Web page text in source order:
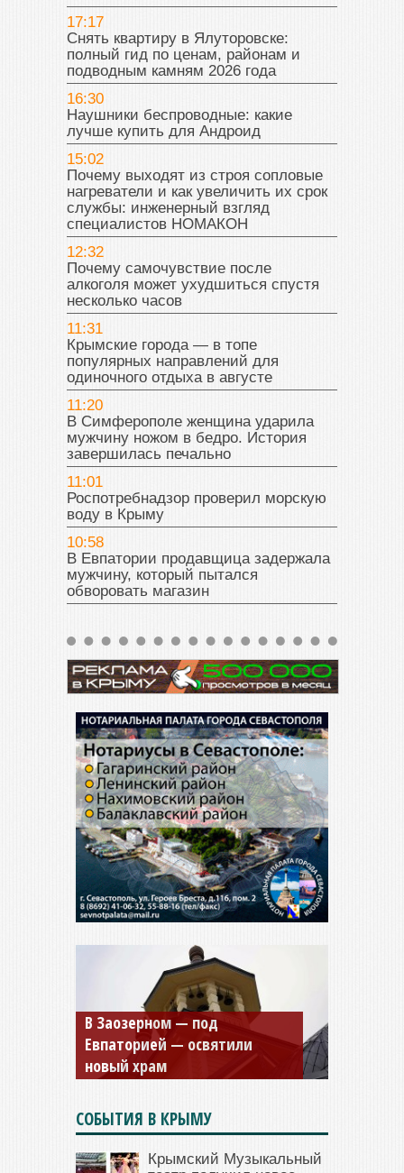
17:17
Снять квартиру в Ялуторовске:
полный гид по ценам, районам и
подводным камням 2026 года
16:30
Наушники беспроводные: какие
лучше купить для Андроид
15:02
Почему выходят из строя сопловые
нагреватели и как увеличить их срок
службы: инженерный взгляд
специалистов НОМАКОН
12:32
Почему самочувствие после
алкоголя может ухудшиться спустя
несколько часов
11:31
Крымские города — в топе
популярных направлений для
одиночного отдыха в августе
11:20
В Симферополе женщина ударила
мужчину ножом в бедро. История
завершилась печально
11:01
Роспотребнадзор проверил морскую
воду в Крыму
10:58
В Евпатории продавщица задержала
мужчину, который пытался
обворовать магазин
Мужской монастырь Косьмы
и Дамиана в Крыму вновь
открыт для посещения
СОБЫТИЯ В КРЫМУ
Крымский Музыкальный